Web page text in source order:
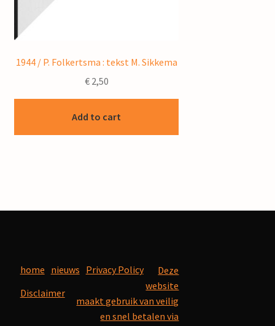
1944 / P. Folkertsma : tekst M. Sikkema
€2,50
Add to cart
home nieuws Privacy Policy
Disclaimer
Deze
website
maakt gebruik van veilig
en snel betalen via